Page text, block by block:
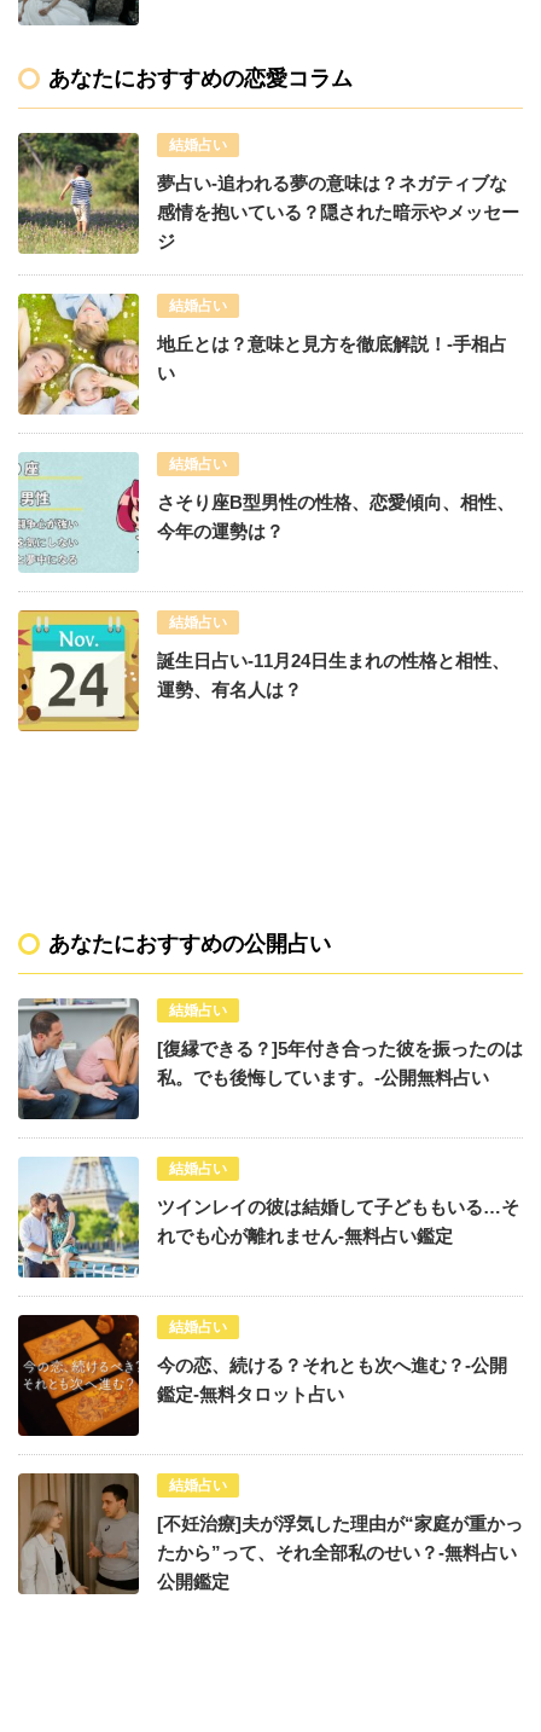
あなたにおすすめの恋愛コラム
結婚占い
夢占い-追われる夢の意味は？ネガティブな
感情を抱いている？隠された暗示やメッセー
ジ
結婚占い
地丘とは？意味と見方を徹底解説！-手相占
い
結婚占い
さそり座B型男性の性格、恋愛傾向、相性、
今年の運勢は？
結婚占い
誕生日占い-11月24日生まれの性格と相性、
運勢、有名人は？
あなたにおすすめの公開占い
結婚占い
[復縁できる？]5年付き合った彼を振ったのは
私。でも後悔しています。-公開無料占い
結婚占い
ツインレイの彼は結婚して子どももいる…そ
れでも心が離れません-無料占い鑑定
結婚占い
今の恋、続ける？それとも次へ進む？-公開
鑑定-無料タロット占い
結婚占い
[不妊治療]夫が浮気した理由が“家庭が重かっ
たから”って、それ全部私のせい？-無料占い
公開鑑定